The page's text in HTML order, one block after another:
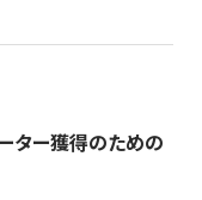
ター獲得のための